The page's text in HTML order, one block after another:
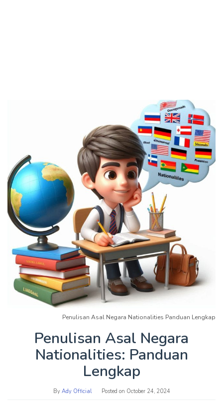
Penulisan Asal Negara Nationalities Panduan Lengkap
Penulisan Asal Negara
Nationalities: Panduan
Lengkap
By Ady Official Posted on October 24, 2024